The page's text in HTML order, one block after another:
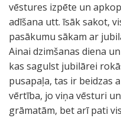
vēstures izpēte un
adīšana utt. īsāk sakot,
pasākumu sākam ar
Ainai dzimšanas diena
kas sagulst jubilārei
pusapaļa, tas ir beidzas
vērtība, jo viņa vēsturi
grāmatām, bet arī pati